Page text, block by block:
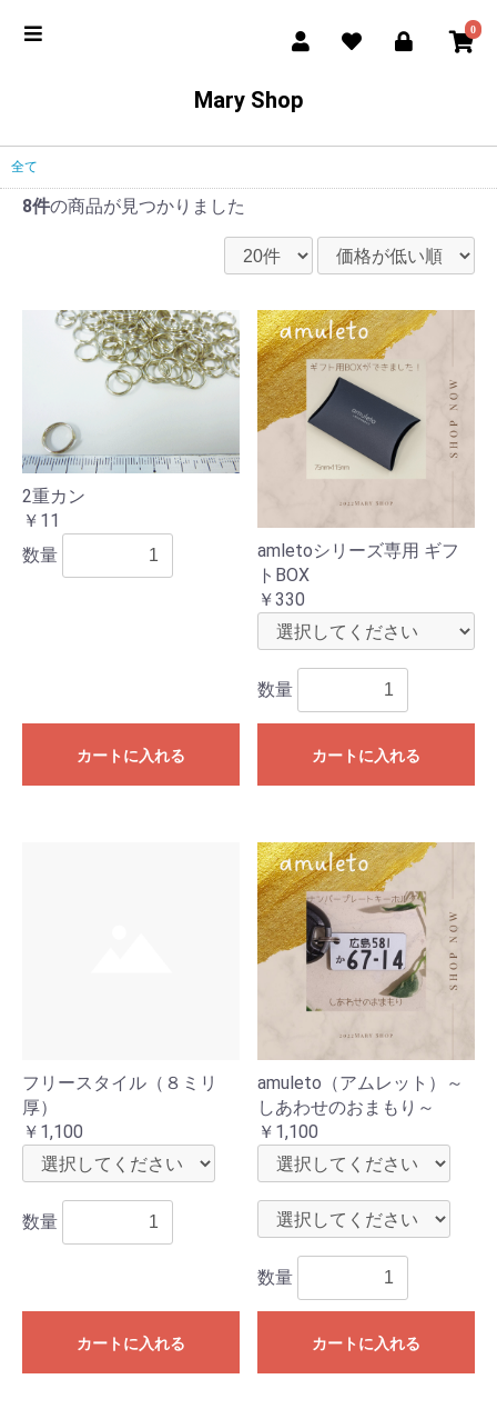
0
Mary Shop
全て
8件の商品が見つかりました
2重カン
￥11
数量
カートに入れる
amletoシリーズ専用 ギフ
トBOX
￥330
数量
カートに入れる
フリースタイル（８ミリ
厚）
￥1,100
数量
カートに入れる
amuleto（アムレット）～
しあわせのおまもり～
￥1,100
数量
カートに入れる